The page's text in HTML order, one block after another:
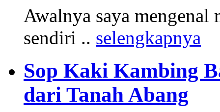
Awalnya saya mengenal
sendiri .. selengkapnya
Sop Kaki Kambing
dari Tanah Abang